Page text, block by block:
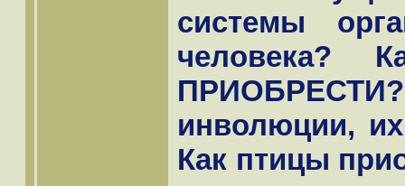
системы
человека?
ПРИОБРЕСТИ?
инволюции,
Как птицы